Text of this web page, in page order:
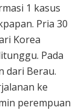
1 kasus
Pria 30
Korea
Pada
dari Berau.
ke
perempuan